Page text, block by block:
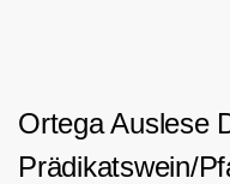
Ortega Auslese
Prädikatswein/